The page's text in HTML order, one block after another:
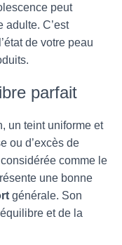
peut
adulte. C’est
de votre peau
parfait
un teint uniforme et
ou d’excès de
comme le
une bonne
générale. Son
et de la